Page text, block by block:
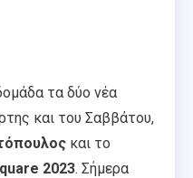
τα δύο νέα
και του Σαββάτου,
και το
2023. Σήμερα